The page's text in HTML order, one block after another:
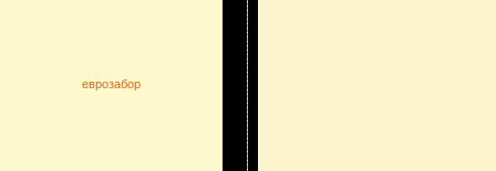
еврозабор